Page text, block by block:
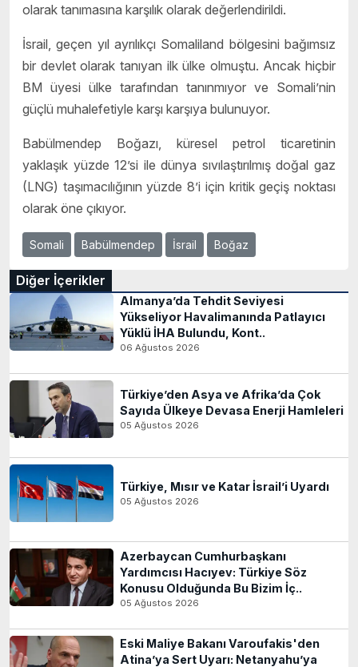
olarak tanımasına karşılık olarak değerlendirildi.
İsrail, geçen yıl ayrılıkçı Somaliland bölgesini bağımsız
bir devlet olarak tanıyan ilk ülke olmuştu. Ancak hiçbir
BM üyesi ülke tarafından tanınmıyor ve Somali’nin
güçlü muhalefetiyle karşı karşıya bulunuyor.
Babülmendep Boğazı, küresel petrol ticaretinin
yaklaşık yüzde 12’si ile dünya sıvılaştırılmış doğal gaz
(LNG) taşımacılığının yüzde 8’i için kritik geçiş noktası
olarak öne çıkıyor.
Somali Babülmendep İsrail Boğaz
Diğer İçerikler
Almanya’da Tehdit Seviyesi
Yükseliyor Havalimanında Patlayıcı
Yüklü İHA Bulundu, Kont..
06 Ağustos 2026
Türkiye’den Asya ve Afrika’da Çok
Sayıda Ülkeye Devasa Enerji Hamleleri
05 Ağustos 2026
Türkiye, Mısır ve Katar İsrail’i Uyardı
05 Ağustos 2026
Azerbaycan Cumhurbaşkanı
Yardımcısı Hacıyev: Türkiye Söz
Konusu Olduğunda Bu Bizim İç..
05 Ağustos 2026
Eski Maliye Bakanı Varoufakis'den
Atina’ya Sert Uyarı: Netanyahu’ya